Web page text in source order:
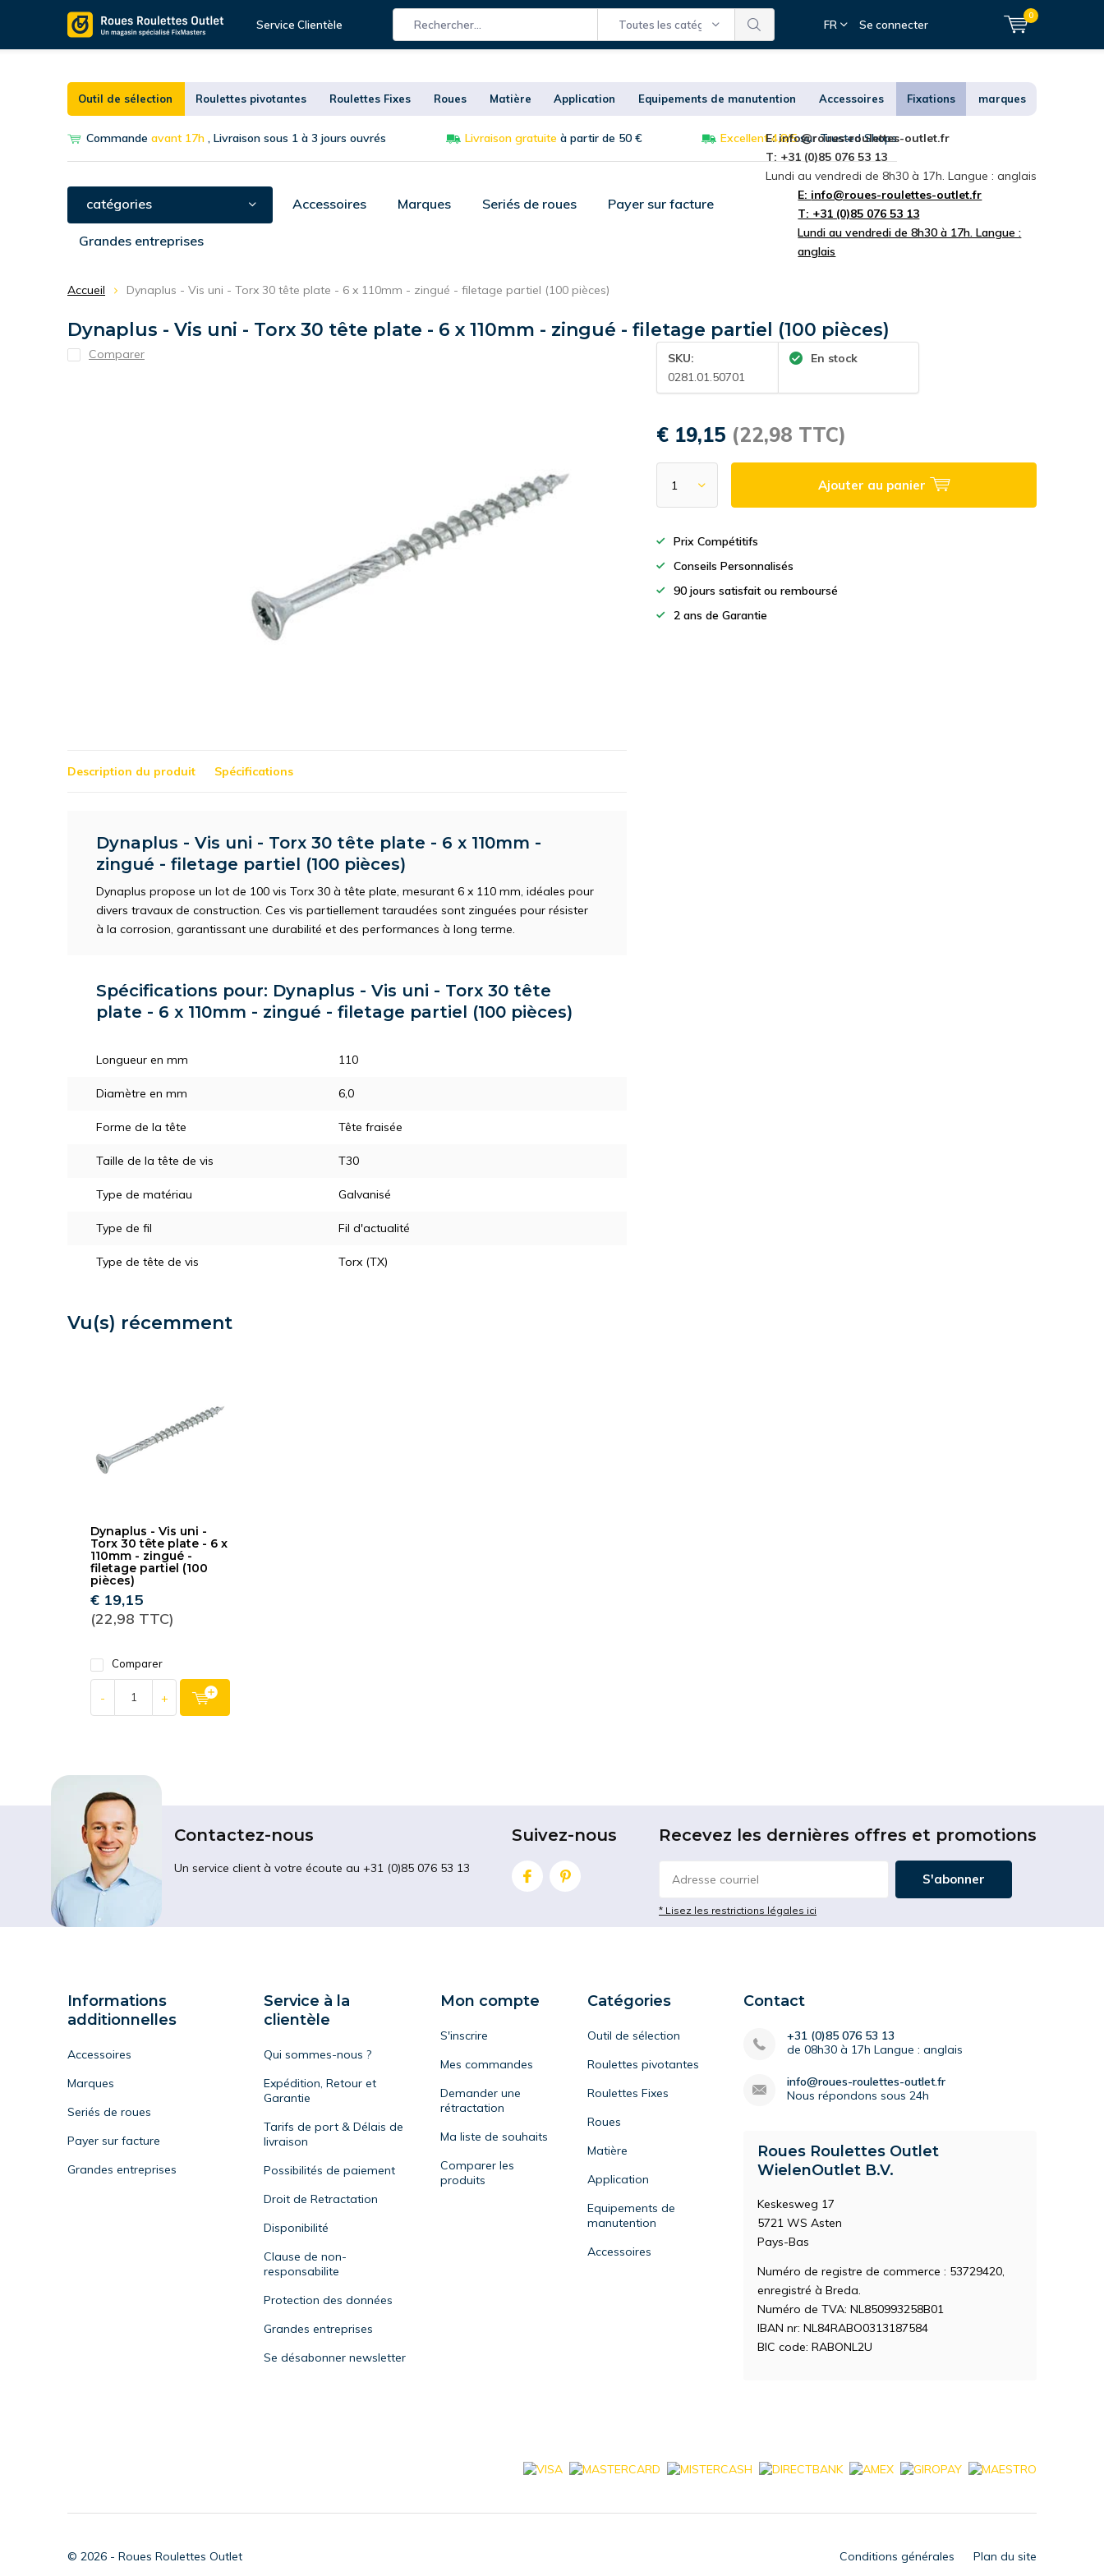
Service Clientèle Toutes les catégories FR Se connecter
0
Outil de sélection Roulettes pivotantes Roulettes Fixes Roues Matière Application Equipements de manutention Accessoires Fixations marques
Commande avant 17h , Livraison sous 1 à 3 jours ouvrés Livraison gratuite à partir de 50 € Excellent 4,8/5sur Trusted Shops
E:info@roues-roulettes-outlet.fr
T: +31 (0)85 076 53 13
Lundi au vendredi de 8h30 à 17h. Langue : anglais
catégories Accessoires Marques Seriés de roues Payer sur facture
Grandes entreprises
E: info@roues-roulettes-outlet.fr
T: +31 (0)85 076 53 13
Lundi au vendredi de 8h30 à 17h. Langue :
anglais
Accueil Dynaplus - Vis uni - Torx 30 tête plate - 6 x 110mm - zingué - filetage partiel (100 pièces)
Dynaplus - Vis uni - Torx 30 tête plate - 6 x 110mm - zingué - filetage partiel (100 pièces)
Comparer
SKU:
0281.01.50701
En stock
€ 19,15 (22,98 TTC)
Ajouter au panier
Prix Compétitifs
Conseils Personnalisés
90 jours satisfait ou remboursé
2 ans de Garantie
Description du produit Spécifications
Dynaplus - Vis uni - Torx 30 tête plate - 6 x 110mm -
zingué - filetage partiel (100 pièces)
Dynaplus propose un lot de 100 vis Torx 30 à tête plate, mesurant 6 x 110 mm, idéales pour
divers travaux de construction. Ces vis partiellement taraudées sont zinguées pour résister
à la corrosion, garantissant une durabilité et des performances à long terme.
Spécifications pour: Dynaplus - Vis uni - Torx 30 tête
plate - 6 x 110mm - zingué - filetage partiel (100 pièces)
Longueur en mm 110
Diamètre en mm 6,0
Forme de la tête Tête fraisée
Taille de la tête de vis T30
Type de matériau Galvanisé
Type de fil Fil d'actualité
Type de tête de vis Torx (TX)
Vu(s) récemment
Dynaplus - Vis uni -
Torx 30 tête plate - 6 x
110mm - zingué -
filetage partiel (100
pièces)
€ 19,15
(22,98 TTC)
Comparer
- +
Contactez-nous
Un service client à votre écoute au +31 (0)85 076 53 13
Suivez-nous Recevez les dernières offres et promotions
S'abonner
* Lisez les restrictions légales ici
Informations
additionnelles
Accessoires
Marques
Seriés de roues
Payer sur facture
Grandes entreprises
Service à la
clientèle
Qui sommes-nous ?
Expédition, Retour et
Garantie
Tarifs de port & Délais de
livraison
Possibilités de paiement
Droit de Retractation
Disponibilité
Clause de non-
responsabilite
Protection des données
Grandes entreprises
Se désabonner newsletter
Mon compte
S'inscrire
Mes commandes
Demander une
rétractation
Ma liste de souhaits
Comparer les
produits
Catégories
Outil de sélection
Roulettes pivotantes
Roulettes Fixes
Roues
Matière
Application
Equipements de
manutention
Accessoires
Contact
+31 (0)85 076 53 13
de 08h30 à 17h Langue : anglais
info@roues-roulettes-outlet.fr
Nous répondons sous 24h
Roues Roulettes Outlet
WielenOutlet B.V.
Keskesweg 17
5721 WS Asten
Pays-Bas
Numéro de registre de commerce : 53729420,
enregistré à Breda.
Numéro de TVA: NL850993258B01
IBAN nr: NL84RABO0313187584
BIC code: RABONL2U
© 2026 - Roues Roulettes Outlet Conditions générales Plan du site